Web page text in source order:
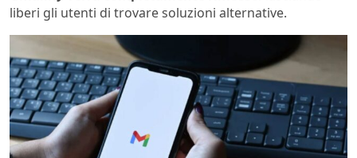
liberi gli utenti di trovare soluzioni alternative.